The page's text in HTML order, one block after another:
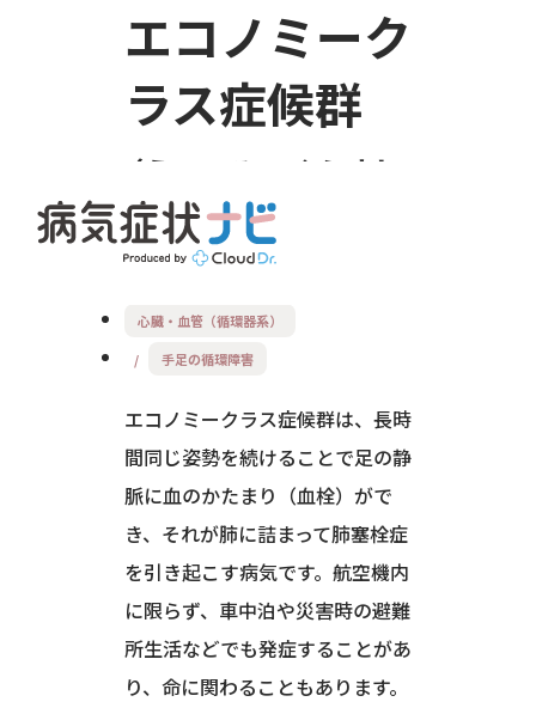
エコノミーク
ラス症候群
えこのみーくらすし
ょうこうぐん
心臓・血管（循環器系）
手足の循環障害
エコノミークラス症候群は、長時
間同じ姿勢を続けることで足の静
脈に血のかたまり（血栓）がで
き、それが肺に詰まって肺塞栓症
を引き起こす病気です。航空機内
に限らず、車中泊や災害時の避難
所生活などでも発症することがあ
り、命に関わることもあります。